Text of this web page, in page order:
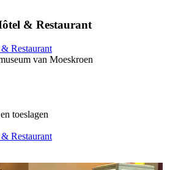
& Restaurant
Restaurant
van Moeskroen
toeslagen
Restaurant